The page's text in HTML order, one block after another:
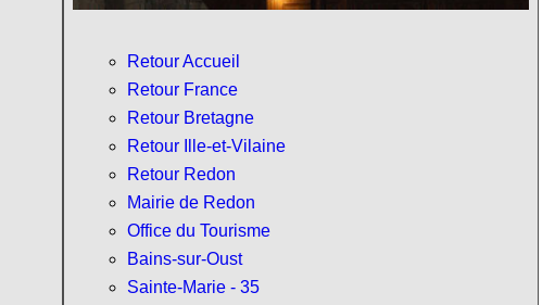
Retour Accueil
Retour France
Retour Bretagne
Retour Ille-et-Vilaine
Retour Redon
Mairie de Redon
Office du Tourisme
Bains-sur-Oust
Sainte-Marie - 35